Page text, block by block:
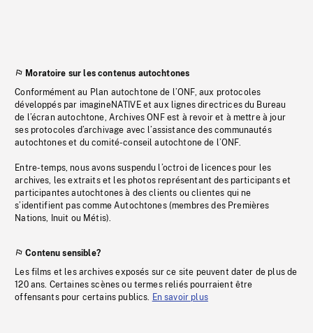
Moratoire sur les contenus autochtones
Conformément au Plan autochtone de l’ONF, aux protocoles
développés par imagineNATIVE et aux lignes directrices du Bureau
de l’écran autochtone, Archives ONF est à revoir et à mettre à jour
ses protocoles d’archivage avec l’assistance des communautés
autochtones et du comité-conseil autochtone de l’ONF.
Entre-temps, nous avons suspendu l’octroi de licences pour les
archives, les extraits et les photos représentant des participants et
participantes autochtones à des clients ou clientes qui ne
s’identifient pas comme Autochtones (membres des Premières
Nations, Inuit ou Métis).
Contenu sensible?
Les films et les archives exposés sur ce site peuvent dater de plus de
120 ans. Certaines scènes ou termes reliés pourraient être
offensants pour certains publics. En savoir plus